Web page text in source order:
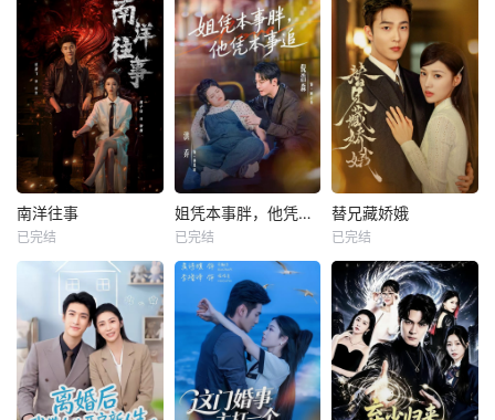
南洋往事
已完结
姐凭本事胖，他凭本事追
已完结
替兄藏娇娥
已完结